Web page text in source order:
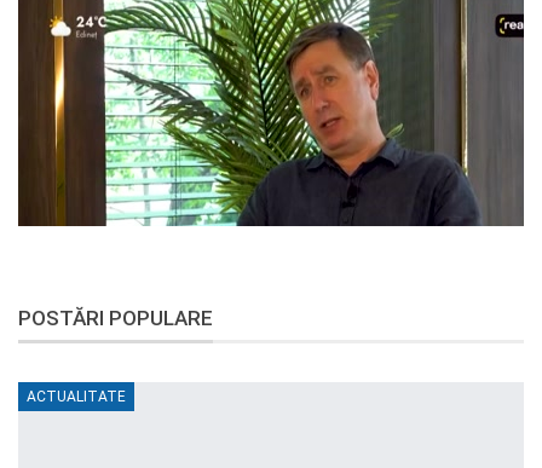
POSTĂRI POPULARE
ACTUALITATE